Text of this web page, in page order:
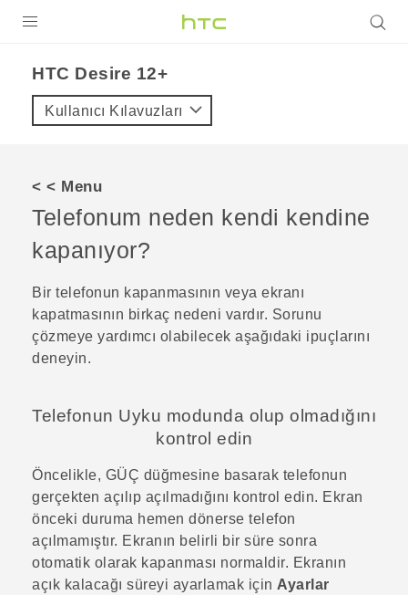
VIVE
VIVERSE
DESTEK
HTC Desire 12+‎
Kullanıcı Kılavuzları
< < Menu
Telefonum neden kendi kendine
kapanıyor?
Bir telefonun kapanmasının veya ekranı
kapatmasının birkaç nedeni vardır. Sorunu
çözmeye yardımcı olabilecek aşağıdaki ipuçlarını
deneyin.
Telefonun Uyku modunda olup olmadığını
kontrol edin
Öncelikle, GÜÇ düğmesine basarak telefonun
gerçekten açılıp açılmadığını kontrol edin. Ekran
önceki duruma hemen dönerse telefon
açılmamıştır. Ekranın belirli bir süre sonra
otomatik olarak kapanması normaldir. Ekranın
açık kalacağı süreyi ayarlamak için Ayarlar